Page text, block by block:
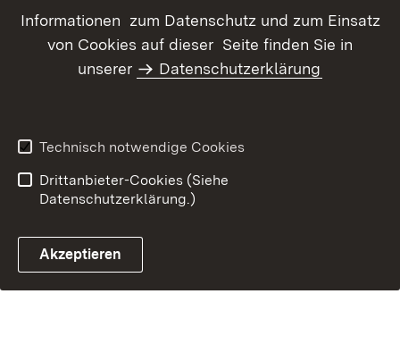
Barrierefreiheit
Benutzungshinweise
Impressum
Informationen zum Datenschutz und zum Einsatz
von Cookies auf dieser Seite finden Sie in
unserer
Datenschutzerklärung
Technisch notwendige Cookies
Drittanbieter-Cookies (Siehe
Datenschutzerklärung.)
Akzeptieren